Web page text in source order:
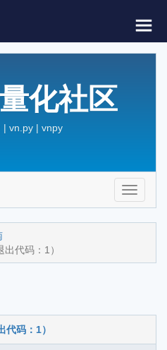
化社区
| vn.py | vnpy
Toggle
代码：1）
码：1）